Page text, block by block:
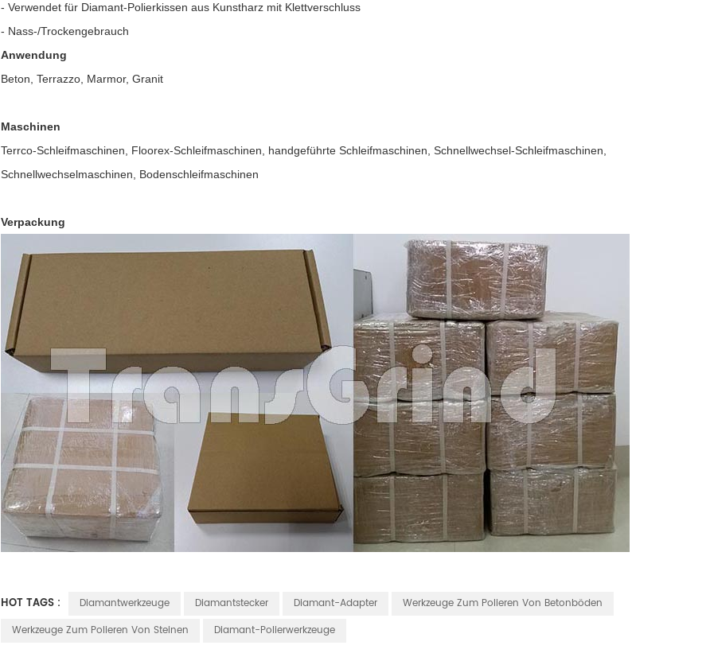
- Verwendet für Diamant-Polierkissen aus Kunstharz mit Klettverschluss
- Nass-/Trockengebrauch
Anwendung
Beton, Terrazzo, Marmor, Granit
Maschinen
Terrco-Schleifmaschinen, Floorex-Schleifmaschinen, handgeführte Schleifmaschinen, Schnellwechsel-Schleifmaschinen,
Schnellwechselmaschinen, Bodenschleifmaschinen
Verpackung
HOT TAGS : Diamantwerkzeuge Diamantstecker Diamant-Adapter
Werkzeuge Zum Polieren Von Betonböden
Werkzeuge Zum Polieren Von Steinen
Diamant-Polierwerkzeuge